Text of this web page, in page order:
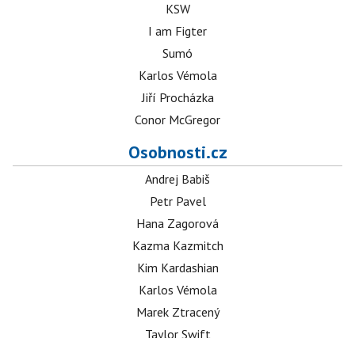
KSW
I am Figter
Sumó
Karlos Vémola
Jiří Procházka
Conor McGregor
Osobnosti.cz
Andrej Babiš
Petr Pavel
Hana Zagorová
Kazma Kazmitch
Kim Kardashian
Karlos Vémola
Marek Ztracený
Taylor Swift